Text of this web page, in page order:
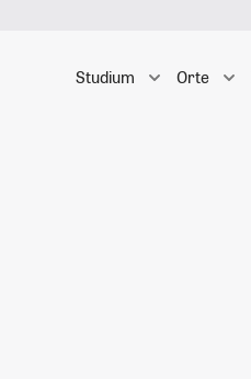
Studium Orte